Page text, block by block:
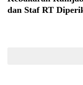
dan Staf RT